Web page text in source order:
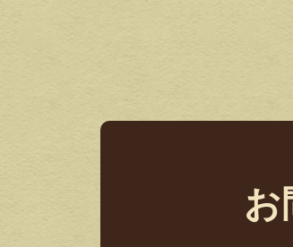
お